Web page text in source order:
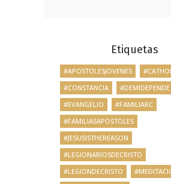
Etiquetas
#APOSTOLESJOVENES
#CONSTANCIA
#DEMIDEPENDE
#EVANGELIO
#FAMILIARC
#FAMILIASAPOSTOLES
#JESUSISTHEREASON
#LEGIONARIOSDECRISTO
#LEGIONDECRISTO